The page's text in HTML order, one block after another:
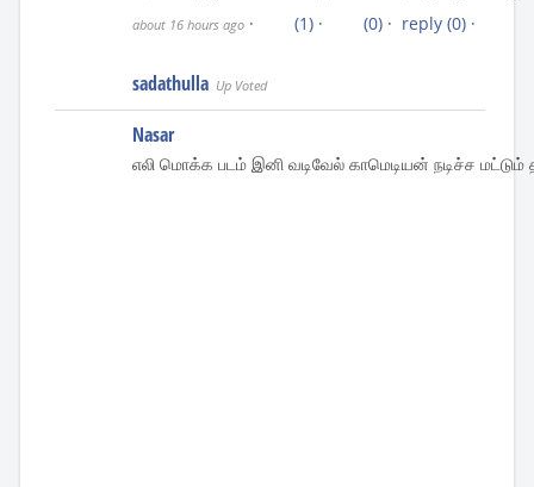
about 16 hours ago · (1) · (0) · reply (0) ·
sadathulla Up Voted
Nasar
எலி மொக்க படம் இனி வடிவேல் காமெடியன் நடிச்ச